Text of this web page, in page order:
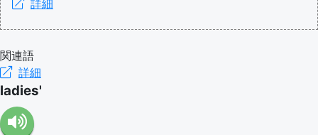
詳細
関連語
詳細
ladies'